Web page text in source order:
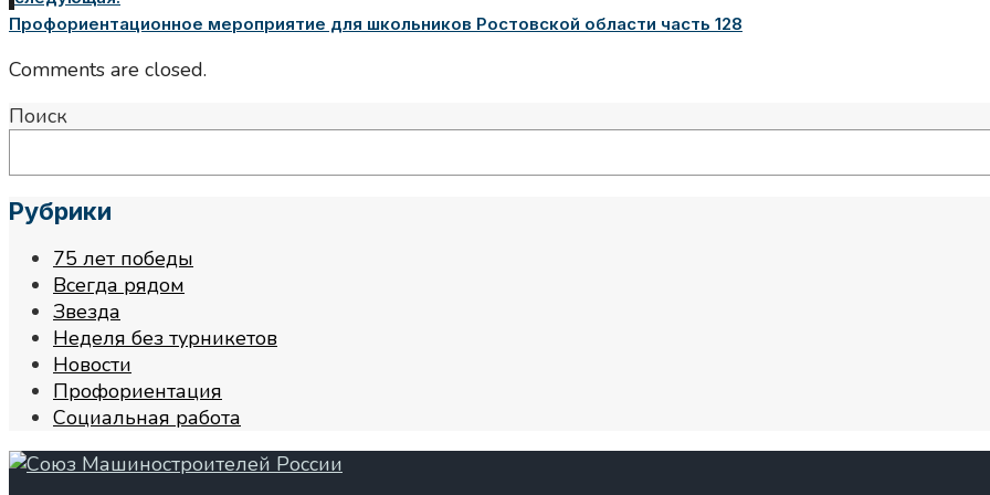
Профориентационное мероприятие для школьников Ростовской области часть 128
Comments are closed.
Поиск
Рубрики
75 лет победы
Всегда рядом
Звезда
Неделя без турникетов
Новости
Профориентация
Социальная работа